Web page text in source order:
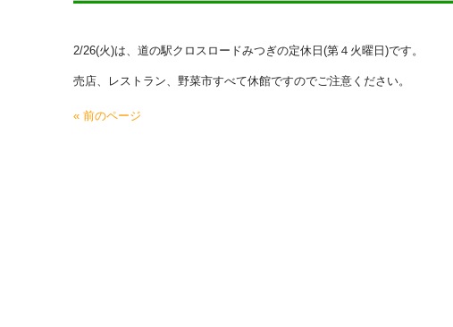
2/26(火)は、道の駅クロスロードみつぎの定休日(第４火曜日)です。
売店、レストラン、野菜市すべて休館ですのでご注意ください。
« 前のページ